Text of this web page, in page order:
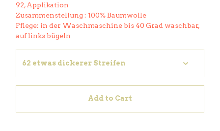
92, Applikation
Zusammenstellung : 100% Baumwolle
Pflege: in der Waschmaschine bis 40 Grad waschbar,
auf links bügeln
Add to Cart